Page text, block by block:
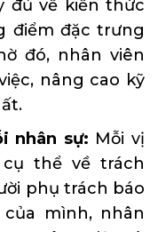
đủ về kiến thức
điểm đặc trưng
đó, nhân viên
nâng cao kỹ
nhân sự: Mỗi vị
thể về trách
phụ trách báo
mình, nhân